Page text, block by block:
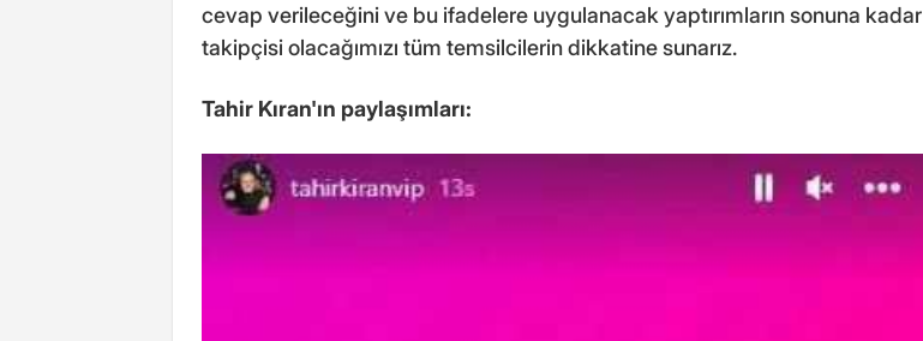
cevap verileceğini ve bu ifadelere uygulanacak yaptırımların sonuna kadar
takipçisi olacağımızı tüm temsilcilerin dikkatine sunarız.
Tahir Kıran'ın paylaşımları: